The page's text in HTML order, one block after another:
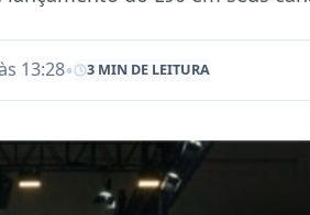
13:28• 3 MIN DE LEITURA